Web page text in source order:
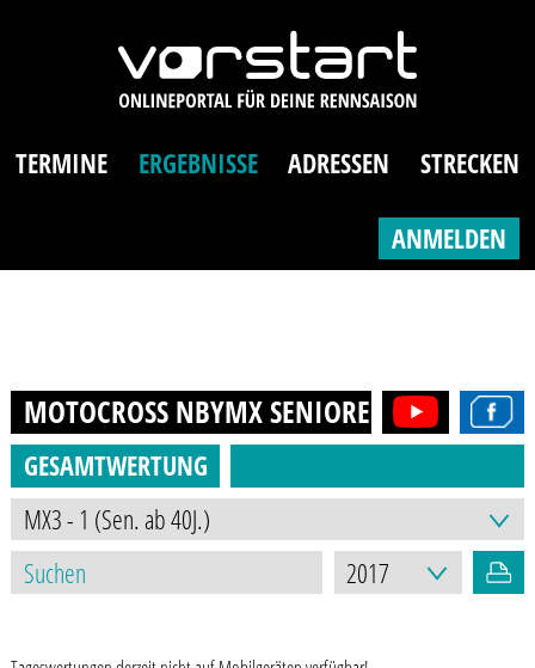
TERMINE ERGEBNISSE ADRESSEN STRECKEN
ANMELDEN
MOTOCROSS NBYMX SENIOREN (AB 40J.)
GESAMTWERTUNG